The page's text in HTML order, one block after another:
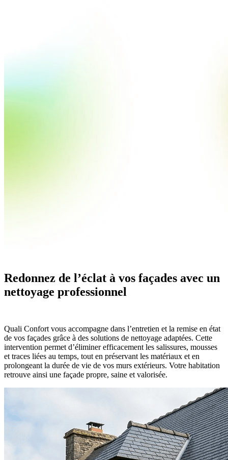
Redonnez de l’éclat à vos façades avec un
nettoyage professionnel
Quali Confort vous accompagne dans l’entretien et la remise en état
de vos façades grâce à des solutions de nettoyage adaptées. Cette
intervention permet d’éliminer efficacement les salissures, mousses
et traces liées au temps, tout en préservant les matériaux et en
prolongeant la durée de vie de vos murs extérieurs. Votre habitation
retrouve ainsi une façade propre, saine et valorisée.